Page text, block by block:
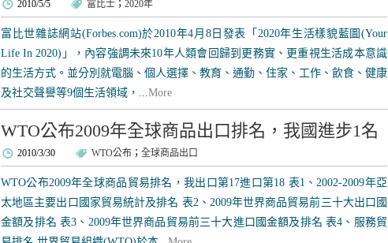
2010/5/5 富比士 ； 2020年
富比世雜誌網站(Forbes.com)於2010年4月8日發表「2020年生活樣貌藍圖(Your
Life In 2020)」，內容強調未來10年人類會回歸到更務實、更重視生活成本意識
的生活方式。並分別就電腦、個人選擇、教育、通勤、住家、工作、飲食、健康
及社交聲譽等9個生活領域，...More
WTO公布2009年全球商品出口排名，我國進步1名
2010/3/30 WTO公布 ； 全球商品出口
WTO公布2009年全球商品貿易排名，我出口第17進口第18 表1、2002-2009年亞
太地區主要出口國家貿易統計及排名 表2、2009年世界商品貿易前三十大出口國
金額及排名 表3、2009年世界商品貿易前三十大進口國金額及排名 表4、服務貿